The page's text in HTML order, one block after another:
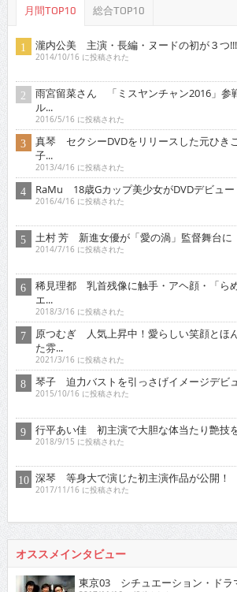
月間TOP10 総合TOP10
瀧内公美 主演・長編・ヌードの初が３つ
2014/10/16 に投稿された
雨宮留菜さん 「ミスヤンチャン2016」参
ル...
2016/5/16 に投稿された
真琴 セクシーDVDをリリースした元ひき
子...
2013/4/16 に投稿された
RaMu 18歳Gカップ美少女がDVDデビュー
2016/4/16 に投稿された
土村 芳 新進女優が「愛の渦」監督舞台に
2014/7/16 に投稿された
稀見理都 乳首残像に触手・アヘ顔・「ら
エ...
2018/3/16 に投稿された
原つむぎ 人気上昇中！愛らしい笑顔とほ
た雰...
2021/3/16 に投稿された
琴子 迫力バストを引っさげイメージデビ
2015/10/16 に投稿された
行平あい佳 初主演で大胆な体当たり艶技
2018/9/15 に投稿された
深琴 等身大で演じた初主演作品が公開！
2017/11/16 に投稿された
オススメインタビュー
東京03 シチュエーション・ドラ